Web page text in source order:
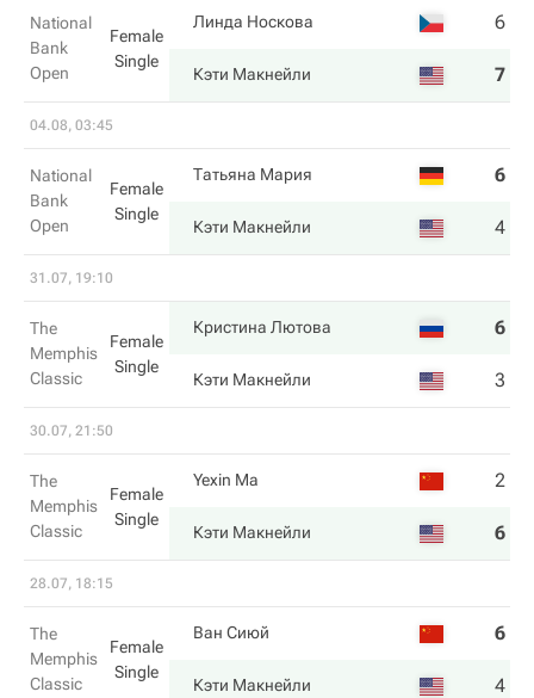
National
Bank
Open
Female
Single
Линда Носкова 6
Кэти Макнейли 7
04.08, 03:45
National
Bank
Open
Female
Single
Татьяна Мария 6
Кэти Макнейли 4
31.07, 19:10
The
Memphis
Classic
Female
Single
Кристина Лютова 6
Кэти Макнейли 3
30.07, 21:50
The
Memphis
Classic
Female
Single
Yexin Ma 2
Кэти Макнейли 6
28.07, 18:15
The
Memphis
Classic
Female
Single
Ван Сиюй 6
Кэти Макнейли 4